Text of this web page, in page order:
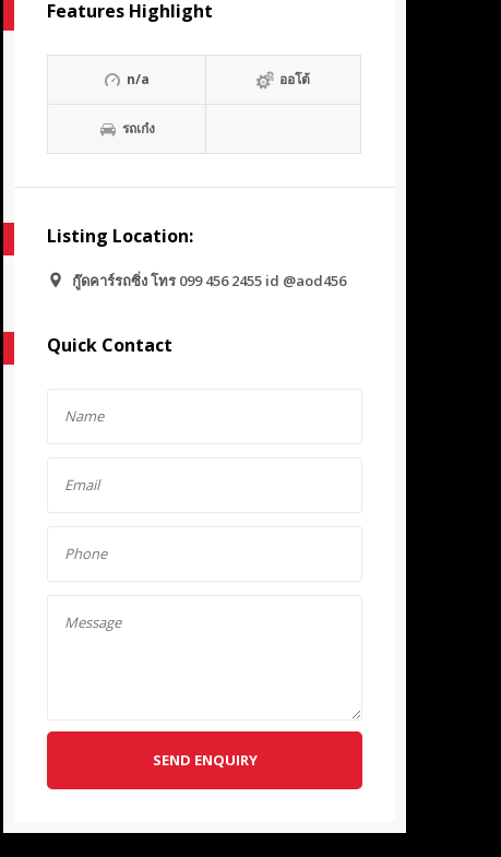
Features Highlight
n/a ออโต้
รถเก๋ง
Listing Location:
กู๊ดคาร์รถซิ่ง โทร 099 456 2455 id @aod456
Quick Contact
SEND ENQUIRY